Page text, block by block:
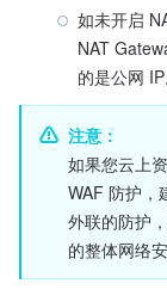
如未开启
NAT
的是公网 IP
注意：
如果您云上
WAF 防护，
外联的防护
的整体网络